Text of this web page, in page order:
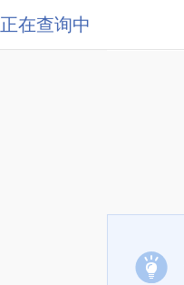
正在查询中